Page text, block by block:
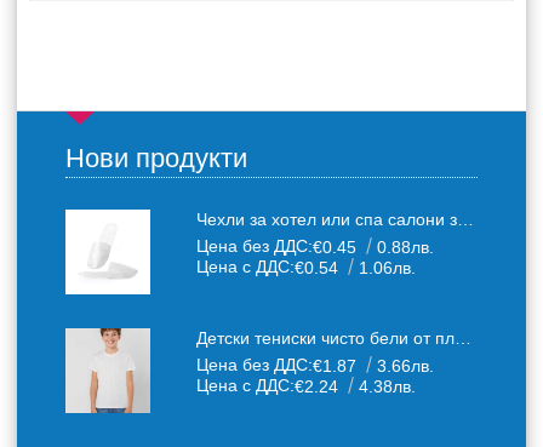
Нови продукти
Цена без ДДС:€0.45
0.88лв.
Цена с ДДС:€0.54 1.06лв.
Цена без ДДС:€1.87
3.66лв.
Цена с ДДС:€2.24 4.38лв.